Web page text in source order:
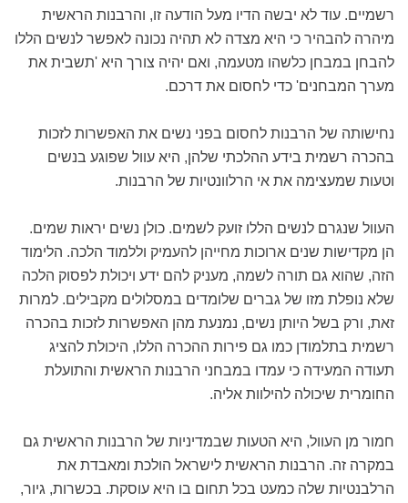
רשמיים. עוד לא יבשה הדיו מעל הודעה זו, והרבנות הראשית
מיהרה להבהיר כי היא מצדה לא תהיה נכונה לאפשר לנשים הללו
להבחן במבחן כלשהו מטעמה, ואם יהיה צורך היא 'תשבית את
מערך המבחנים' כדי לחסום את דרכם.
נחישותה של הרבנות לחסום בפני נשים את האפשרות לזכות
בהכרה רשמית בידע ההלכתי שלהן, היא עוול שפוגע בנשים
וטעות שמעצימה את אי הרלוונטיות של הרבנות.
העוול שנגרם לנשים הללו זועק לשמים. כולן נשים יראות שמים.
הן מקדישות שנים ארוכות מחייהן להעמיק וללמוד הלכה. הלימוד
הזה, שהוא גם תורה לשמה, מעניק להם ידע ויכולת לפסוק הלכה
שלא נופלת מזו של גברים שלומדים במסלולים מקבילים. למרות
זאת, ורק בשל היותן נשים, נמנעת מהן האפשרות לזכות בהכרה
רשמית בתלמודן כמו גם פירות ההכרה הללו, היכולת להציג
תעודה המעידה כי עמדו במבחני הרבנות הראשית והתועלת
החומרית שיכולה להילוות אליה.
חמור מן העוול, היא הטעות שבמדיניות של הרבנות הראשית גם
במקרה זה. הרבנות הראשית לישראל הולכת ומאבדת את
הרלבנטיות שלה כמעט בכל תחום בו היא עוסקת. בכשרות, גיור,